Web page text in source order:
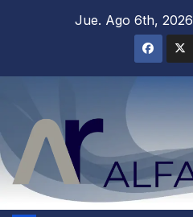
Jue. Ago 6th, 2026